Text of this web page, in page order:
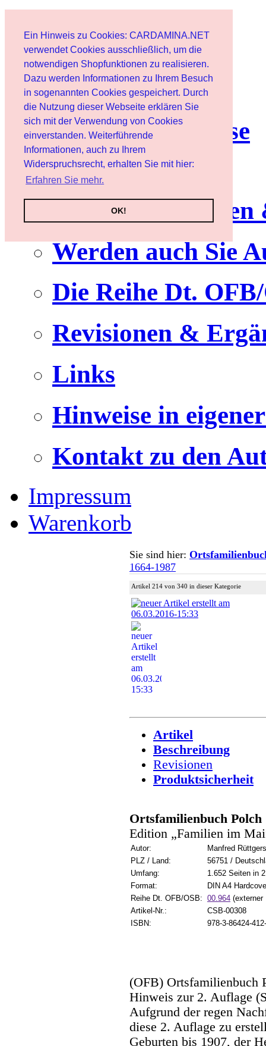
Ein Hinweis zu Cookies: CARDAMINA.NET
verwendet Cookies ausschließlich, um die
notwendigen Shopfunktionen zu realisieren.
Dazu werden Informationen zu Ihrem Besuch
in sogenannten Cookies gespeichert. Durch
die Nutzung dieser Webseite erklären Sie
sich mit der Verwendung von Cookies
einverstanden. Weiterführende
Informationen, auch zu Ihrem
Widerspruchsrecht, erhalten Sie mit hier:
Erfahren Sie mehr.
OK!
Benutzer
Newsletter
Nutzungshinweise
Service
Werden auch Sie
Die Reihe Dt.
Revisionen &
Links
Hinweise in
Kontakt zu den
Impressum
Warenkorb
Sie sind hier:
1664-1987
Artikel 214 von 340 in dieser Kategorie
Artikel
Beschreibung
Revisionen
Produktsicherheit
Ortsfamilienbuch Polch
Edition „Familien im
Autor:
Manfred Rüttgers
PLZ / Land:
56751 /
Umfang:
1.652 Seiten in
Format:
DIN A4
Reihe Dt. OFB/OSB: 00.964 (externer
Artikel-Nr.:
CSB-00308
ISBN:
978-3-86424-
(OFB) Ortsfamilienbuch
Hinweis zur 2. Auflage
Aufgrund der regen
diese 2. Auflage zu
Geburten bis 1907, der